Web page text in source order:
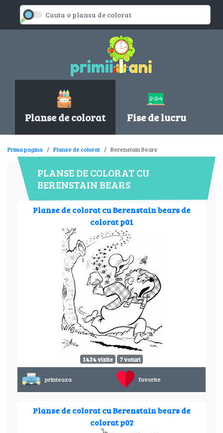
Planse de colorat Fise de lucru
Prima pagina Planse de colorat Berenstain Bears
PLANSE DE COLORAT CU
BERENSTAIN BEARS
Planse de colorat cu Berenstain bears de
colorat p01
1424 vizite 7 voturi
printeaza favorite
Planse de colorat cu Berenstain bears de
colorat p02